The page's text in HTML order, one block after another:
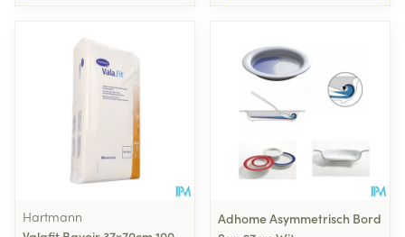
Hartmann
Adhome Asymmetrisch Bord